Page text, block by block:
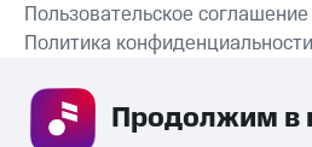
СКАЧАТЬ
Пользовательское соглашение
Политика конфиденциальности